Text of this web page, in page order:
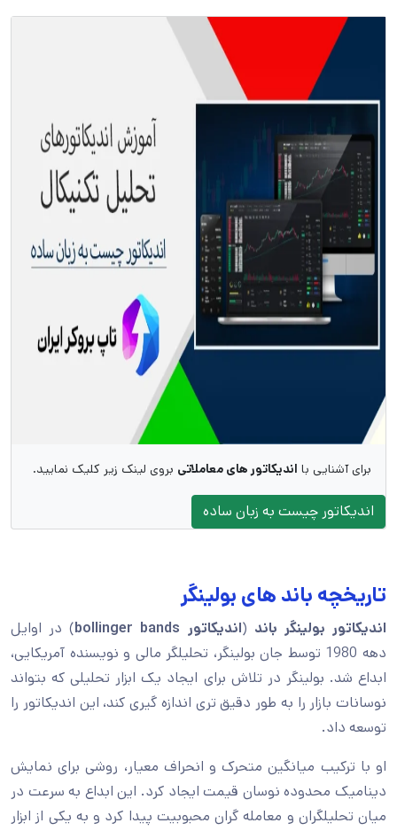
برای آشنایی با اندیکاتور های معاملاتی بروی لینک زیر کلیک نمایید.
اندیکاتور چیست به زبان ساده
تاریخچه باند های بولینگر
اندیکاتور بولینگر باند (اندیکاتور bollinger bands) در اوایل
دهه 1980 توسط جان بولینگر، تحلیلگر مالی و نویسنده آمریکایی،
ابداع شد. بولینگر در تلاش برای ایجاد یک ابزار تحلیلی که بتواند
نوسانات بازار را به طور دقیق تری اندازه گیری کند، این اندیکاتور را
توسعه داد.
او با ترکیب میانگین متحرک و انحراف معیار، روشی برای نمایش
دینامیک محدوده نوسان قیمت ایجاد کرد. این ابداع به سرعت در
میان تحلیلگران و معامله گران محبوبیت پیدا کرد و به یکی از ابزار